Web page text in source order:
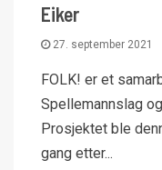
Eiker
27. september 2021
FOLK! er et
Spellemannslag
Prosjektet ble
gang etter...